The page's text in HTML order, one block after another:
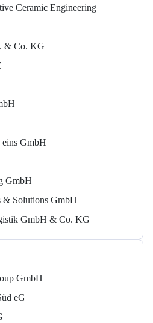
Ceramic Engineering
& Co. KG
GmbH
GmbH
& Solutions GmbH
GmbH & Co. KG
GmbH
eG